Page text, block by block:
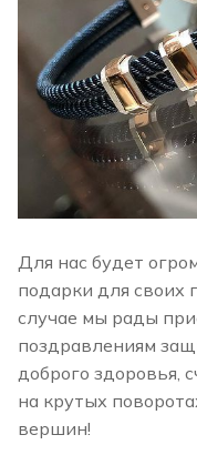
Для нас будет
подарки для своих
случае мы рады
поздравлениям
доброго здоровья,
на крутых
вершин!